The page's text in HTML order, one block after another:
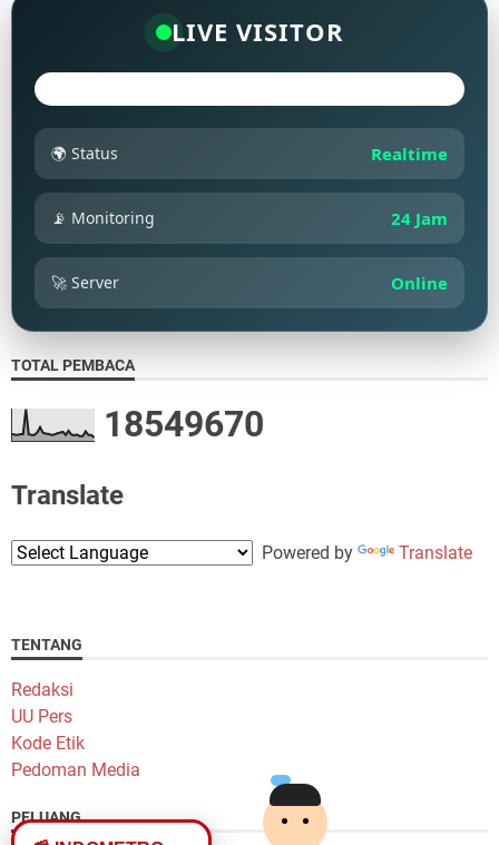
LIVE VISITOR
🌍 Status Realtime
📡 Monitoring 24 Jam
🚀 Server Online
TOTAL PEMBACA
18549670
Translate
Powered by Translate
TENTANG
Redaksi
UU Pers
Kode Etik
Pedoman Media
PELUANG